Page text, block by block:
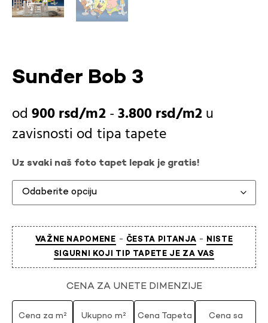
Sunđer Bob 3
900rsd -3.800rsd
u
zavisnosti od tipa tapete
Uz svaki naš foto tapet lepak je gratis!
VAŽNE NAPOMENE - ČESTA PITANJA - NISTE
SIGURNI KOJI TIP TAPETE JE ZA VAS
CENA ZA UNETE DIMENZIJE
Cena za m² Ukupno m² Cena Tapeta
Cena sa